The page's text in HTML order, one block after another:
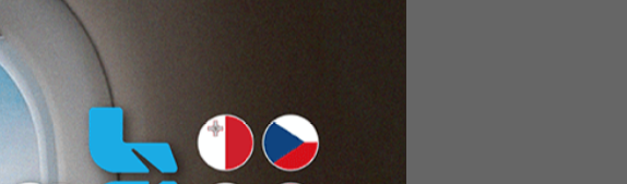
REKRUTACJA 2021
Progi punktowe 2021
Terminy rekrutacji 2021
REKRUTACJA 2020